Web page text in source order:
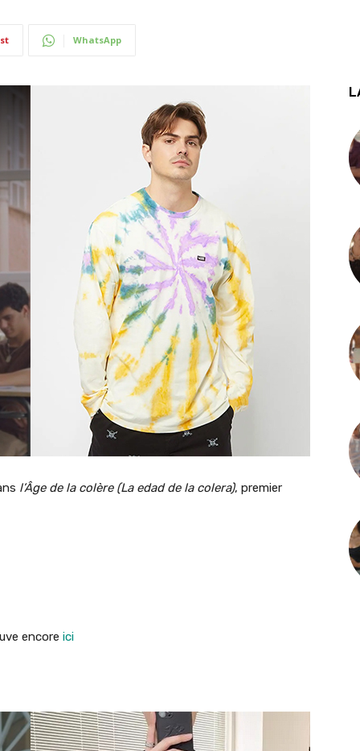
WhatsApp
l’Âge de la colère (La edad de la colera), premier
encore ici